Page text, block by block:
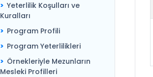
Yeterlilik Koşulları ve
Kuralları
Program Profili
Program Yeterlilikleri
Örnekleriyle Mezunların
Mesleki Profilleri